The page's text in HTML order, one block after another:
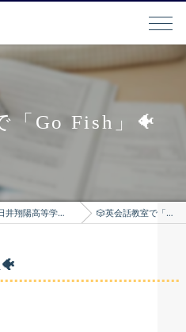
「Go Fish」🐠
翔陽高等学院のブログ 🎲英会話教室で「Go Fish🐠